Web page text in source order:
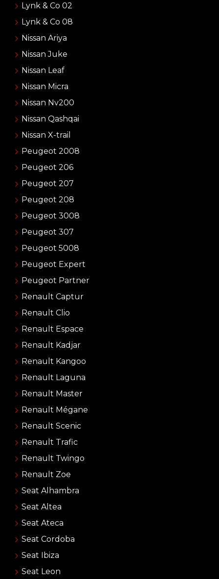
Lynk & Co 02
Lynk & Co 08
Nissan Ariya
Nissan Juke
Nissan Leaf
Nissan Micra
Nissan Nv200
Nissan Qashqai
Nissan X-trail
Peugeot 2008
Peugeot 206
Peugeot 207
Peugeot 208
Peugeot 3008
Peugeot 307
Peugeot 5008
Peugeot Expert
Peugeot Partner
Renault Captur
Renault Clio
Renault Espace
Renault Kadjar
Renault Kangoo
Renault Laguna
Renault Master
Renault Mégane
Renault Scenic
Renault Trafic
Renault Twingo
Renault Zoe
Seat Alhambra
Seat Altea
Seat Ateca
Seat Cordoba
Seat Ibiza
Seat Leon